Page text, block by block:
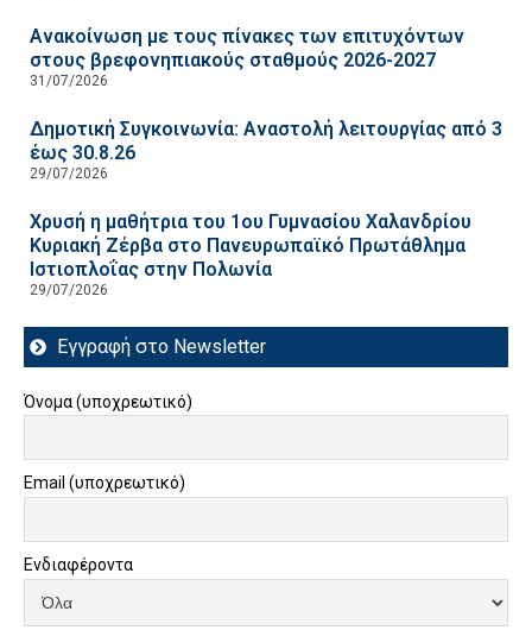
Ανακοίνωση με τους πίνακες των επιτυχόντων
στους βρεφονηπιακούς σταθμούς 2026-2027
31/07/2026
Δημοτική Συγκοινωνία: Αναστολή λειτουργίας από 3
έως 30.8.26
29/07/2026
Χρυσή η μαθήτρια του 1ου Γυμνασίου Χαλανδρίου
Κυριακή Ζέρβα στο Πανευρωπαϊκό Πρωτάθλημα
Ιστιοπλοΐας στην Πολωνία
29/07/2026
Εγγραφή στο Newsletter
Όνομα (υποχρεωτικό)
Email (υποχρεωτικό)
Ενδιαφέροντα